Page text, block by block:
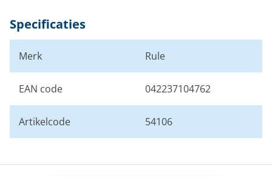
Specificaties
Merk Rule
EAN code 042237104762
Artikelcode 54106